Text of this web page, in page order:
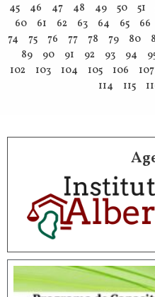
45
46 47 48 49 50 51
60
61 62 63 64 65 66
74
75 76 77 78 79 80
89
90 91 92 93 94
102
103 104 105 106 107
114
115